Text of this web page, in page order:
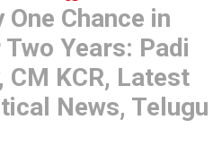
Chance in
Years: Padi
CM KCR, Latest
News, Telugu